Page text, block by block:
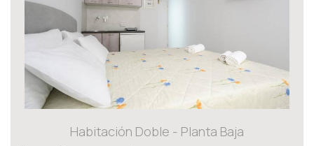
Habitación Doble - Planta Baja